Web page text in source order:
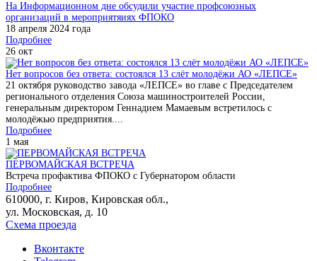
На Информационном дне обсудили участие профсоюзных
организаций в мероприятяиях ФПОКО
18 апреля 2024 года
Подробнее
26 окт
Нет вопросов без ответа: состоялся 13 слёт молодёжи АО «ЛЕПСЕ»
21 октября руководство завода «ЛЕПСЕ» во главе с Председателем
регионального отделения Союза машиностроителей России,
генеральным директором Геннадием Мамаевым встретилось с
молодёжью предприятия....
Подробнее
1 мая
ПЕРВОМАЙСКАЯ ВСТРЕЧА
Встреча профактива ФПОКО с Губернатором области
Подробнее
610000, г. Киров, Кировская обл.,
ул. Московская, д. 10
Схема проезда
Вконтакте